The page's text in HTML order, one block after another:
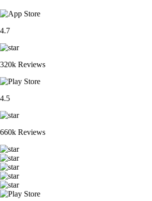
4.7
320k Reviews
4.5
660k Reviews